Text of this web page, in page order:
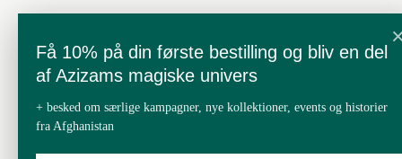
Få 10% på din første bestilling og bliv en del
af Azizams magiske univers
+ besked om særlige kampagner, nye kollektioner, events og historier
fra Afghanistan